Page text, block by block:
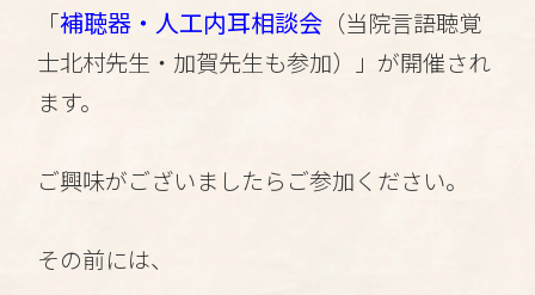
「補聴器・人工内耳相談会 （当院言語聴覚
士北村先生・加賀先生も参加）」が開催され
ます。
ご興味がございましたらご参加ください。
その前には、